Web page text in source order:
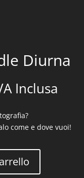
Diurna
Inclusa
come e dove vuoi!